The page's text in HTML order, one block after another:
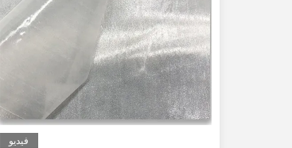
فيديو